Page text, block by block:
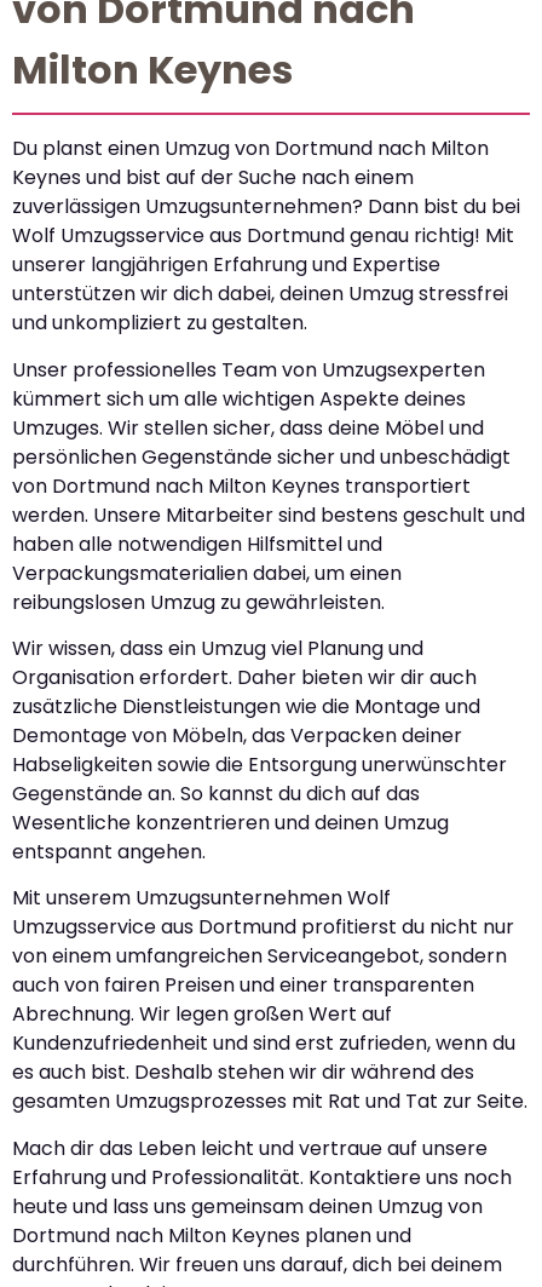
Milton Keynes
Du planst einen Umzug von Dortmund nach Milton
Keynes und bist auf der Suche nach einem
zuverlässigen Umzugsunternehmen? Dann bist du bei
Wolf Umzugsservice aus Dortmund genau richtig! Mit
unserer langjährigen Erfahrung und Expertise
unterstützen wir dich dabei, deinen Umzug stressfrei
und unkompliziert zu gestalten.
Unser professionelles Team von Umzugsexperten
kümmert sich um alle wichtigen Aspekte deines
Umzuges. Wir stellen sicher, dass deine Möbel und
persönlichen Gegenstände sicher und unbeschädigt
von Dortmund nach Milton Keynes transportiert
werden. Unsere Mitarbeiter sind bestens geschult und
haben alle notwendigen Hilfsmittel und
Verpackungsmaterialien dabei, um einen
reibungslosen Umzug zu gewährleisten.
Wir wissen, dass ein Umzug viel Planung und
Organisation erfordert. Daher bieten wir dir auch
zusätzliche Dienstleistungen wie die Montage und
Demontage von Möbeln, das Verpacken deiner
Habseligkeiten sowie die Entsorgung unerwünschter
Gegenstände an. So kannst du dich auf das
Wesentliche konzentrieren und deinen Umzug
entspannt angehen.
Mit unserem Umzugsunternehmen Wolf
Umzugsservice aus Dortmund profitierst du nicht nur
von einem umfangreichen Serviceangebot, sondern
auch von fairen Preisen und einer transparenten
Abrechnung. Wir legen großen Wert auf
Kundenzufriedenheit und sind erst zufrieden, wenn du
es auch bist. Deshalb stehen wir dir während des
gesamten Umzugsprozesses mit Rat und Tat zur Seite.
Mach dir das Leben leicht und vertraue auf unsere
Erfahrung und Professionalität. Kontaktiere uns noch
heute und lass uns gemeinsam deinen Umzug von
Dortmund nach Milton Keynes planen und
durchführen. Wir freuen uns darauf, dich bei deinem